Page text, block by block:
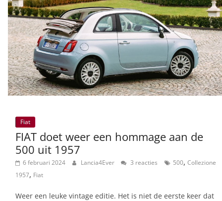
Fiat
FIAT doet weer een hommage aan de
500 uit 1957
6 februari 2024 Lancia4Ever 3 reacties 500, Collezione
1957, Fiat
Weer een leuke vintage editie. Het is niet de eerste keer dat